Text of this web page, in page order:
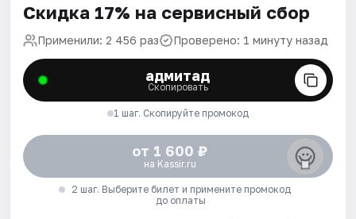
Скидка 17% на сервисный сбор
Применили: 2 456 раз Проверено: 1 минуту назад
адмитад
Скопировать
1 шаг. Скопируйте промокод
от 1 600 ₽
на Kassir.ru
2 шаг. Выберите билет и примените промокод
до оплаты